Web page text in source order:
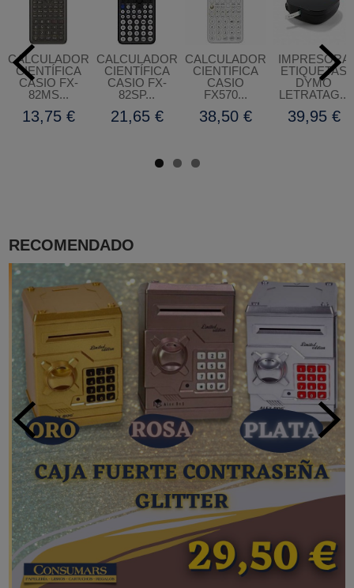
RECOMENDADO
CALCULADORA
CIENTÍFICA
CASIO FX-
82MS...
13,75 €
CALCULADORA
CIENTÍFICA
CASIO FX-
82SP...
21,65 €
CALCULADORA
CIENTIFICA
CASIO
FX570...
38,50 €
IMPRESORA
ETIQUETAS
DYMO
LETRATAG...
39,95 €